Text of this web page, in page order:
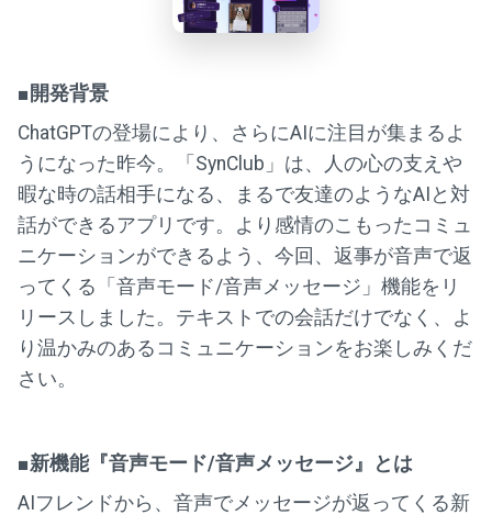
■開発背景
ChatGPTの登場により、さらにAIに注目が集まるよ
うになった昨今。「SynClub」は、人の心の支えや
暇な時の話相手になる、まるで友達のようなAIと対
話ができるアプリです。より感情のこもったコミュ
ニケーションができるよう、今回、返事が音声で返
ってくる「音声モード/音声メッセージ」機能をリ
リースしました。テキストでの会話だけでなく、よ
り温かみのあるコミュニケーションをお楽しみくだ
さい。
■新機能『音声モード/音声メッセージ』とは
AIフレンドから、音声でメッセージが返ってくる新